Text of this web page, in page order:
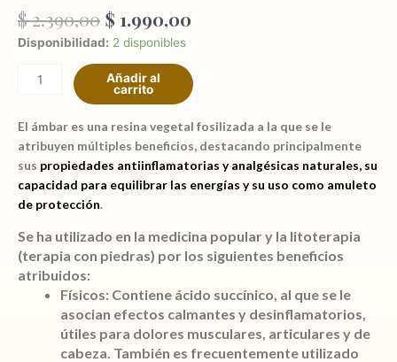
$2.390,00 El
precio
original
era:
$ 2.390,00.
$ 1.990,00
es:
$ 1.990,00.
Disponibilidad: 2 disponibles
Collar
Ámbar
múltiples
beneficios
cantidad
Añadir al
carrito
El ámbar es una resina vegetal fosilizada a la que se le
atribuyen múltiples beneficios, destacando principalmente
sus propiedades antiinflamatorias y analgésicas naturales, su
capacidad para equilibrar las energías y su uso como amuleto
de protección.
Se ha utilizado en la medicina popular y la litoterapia
(terapia con piedras) por los siguientes beneficios
atribuidos:
Físicos: Contiene ácido succínico, al que se le
asocian efectos calmantes y desinflamatorios,
útiles para dolores musculares, articulares y de
cabeza. También es frecuentemente utilizado